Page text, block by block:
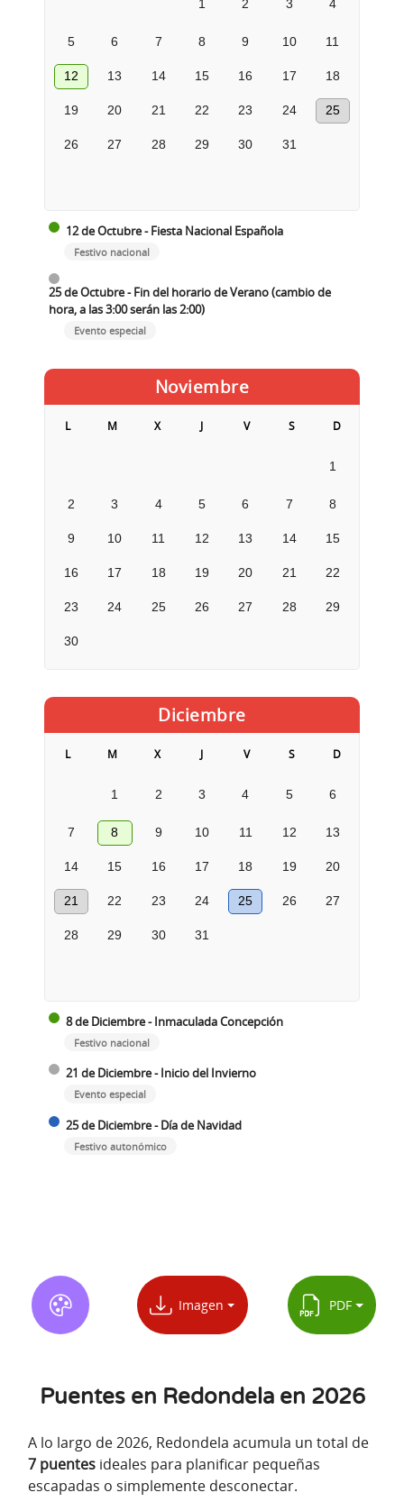
1 2 3 4
5 6 7 8 9 10 11
12 13 14 15 16 17 18
19 20 21 22 23 24 25
26 27 28 29 30 31
12 de Octubre - Fiesta Nacional Española
Festivo nacional
25 de Octubre - Fin del horario de Verano (cambio de
hora, a las 3:00 serán las 2:00)
Evento especial
Noviembre
L M X J V S D
1
2 3 4 5 6 7 8
9 10 11 12 13 14 15
16 17 18 19 20 21 22
23 24 25 26 27 28 29
30
Diciembre
L M X J V S D
1 2 3 4 5 6
7 8 9 10 11 12 13
14 15 16 17 18 19 20
21 22 23 24 25 26 27
28 29 30 31
8 de Diciembre - Inmaculada Concepción
Festivo nacional
21 de Diciembre - Inicio del Invierno
Evento especial
25 de Diciembre - Día de Navidad
Festivo autonómico
Imagen PDF
Puentes en Redondela en 2026
A lo largo de 2026, Redondela acumula un total de
7 puentes ideales para planificar pequeñas
escapadas o simplemente desconectar.